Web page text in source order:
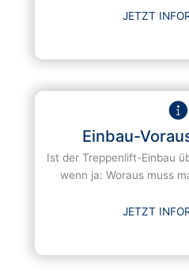
JETZT
Einbau-
Ist der Treppenlift-Einbau
wenn ja: Woraus muss
JETZT